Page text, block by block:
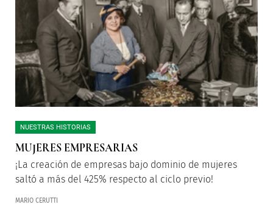
NUESTRAS HISTORIAS
MUJERES EMPRESARIAS
¡La creación de empresas bajo dominio de mujeres
saltó a más del 425% respecto al ciclo previo!
MARIO CERUTTI